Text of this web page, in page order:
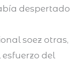
despertado
soez otras,
del